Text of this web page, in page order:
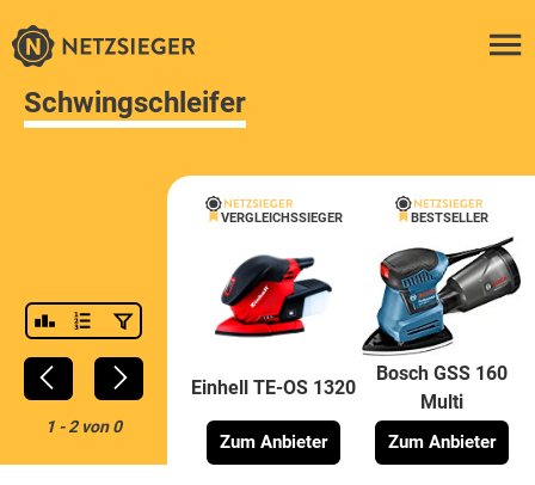
Schwingschleifer
1-2von0
VERGLEICHSSIEGER
Einhell TE-OS 1320
Zum Anbieter
BESTSELLER
Bosch GSS 160
Multi
Zum Anbieter